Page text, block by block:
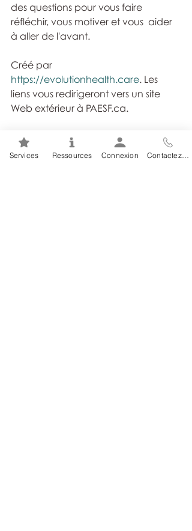
des questions pour vous faire
réfléchir, vous motiver et vous  aider
à aller de l'avant.
Créé par
https://evolutionhealth.care. Les
liens vous redirigeront vers un site
Web extérieur à PAESF.ca.
S'inscrire | Connexion
Services Ressources Connexion Contactez-nous